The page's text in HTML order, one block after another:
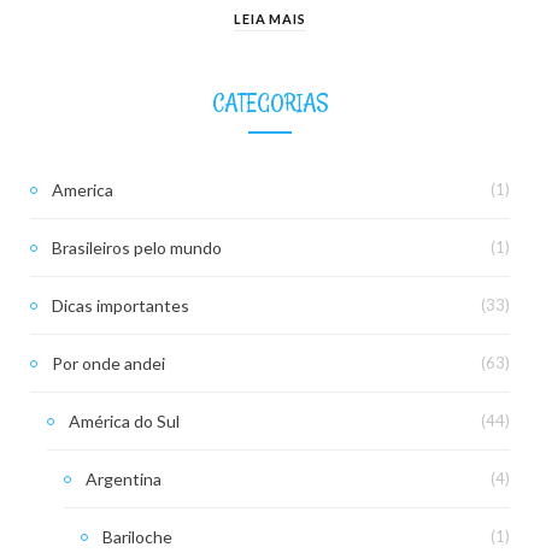
LEIA MAIS
CATEGORIAS
America (1)
Brasileiros pelo mundo (1)
Dicas importantes (33)
Por onde andei (63)
América do Sul (44)
Argentina (4)
Bariloche (1)